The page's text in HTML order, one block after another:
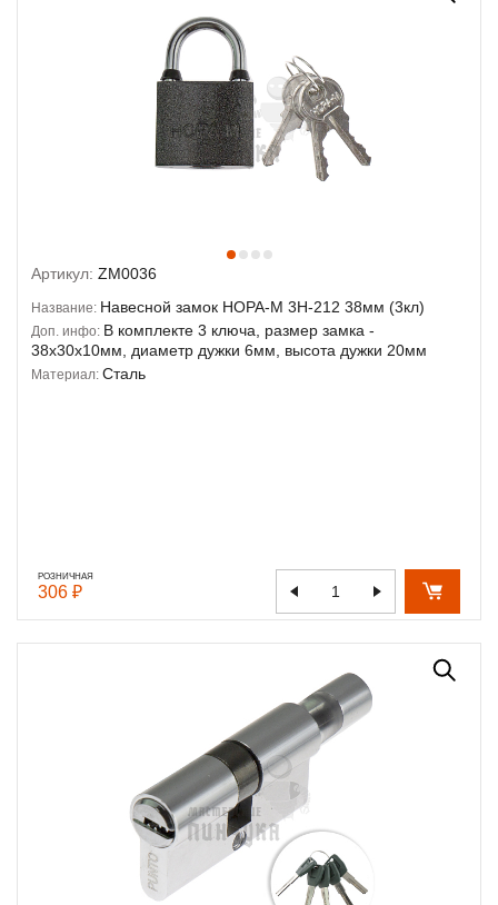
Артикул: ZM0036
Название: Навесной замок НОРА-М 3H-212 38мм (3кл)
Доп. инфо: В комплекте 3 ключа, размер замка -
38х30х10мм, диаметр дужки 6мм, высота дужки 20мм
Материал: Сталь
РОЗНИЧНАЯ
306 ₽